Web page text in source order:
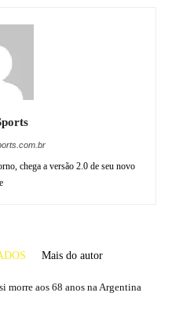
chega a versão 2.0 de seu novo
Mais do autor
morre aos 68 anos na Argentina